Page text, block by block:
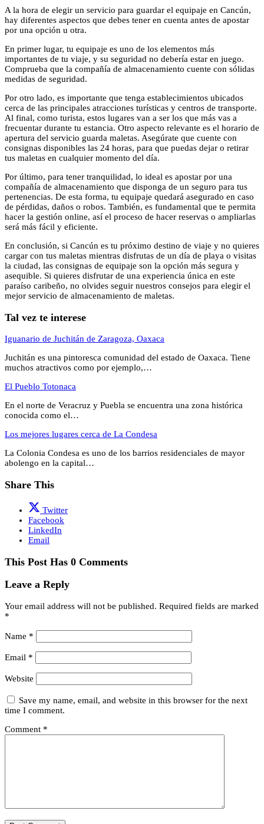
A la hora de elegir un servicio para guardar el equipaje en Cancún,
hay diferentes aspectos que debes tener en cuenta antes de apostar
por una opción u otra.
En primer lugar, tu equipaje es uno de los elementos más
importantes de tu viaje, y su seguridad no debería estar en juego.
Comprueba que la compañía de almacenamiento cuente con sólidas
medidas de seguridad.
Por otro lado, es importante que tenga establecimientos ubicados
cerca de las principales atracciones turísticas y centros de transporte.
Al final, como turista, estos lugares van a ser los que más vas a
frecuentar durante tu estancia. Otro aspecto relevante es el horario de
apertura del servicio guarda maletas. Asegúrate que cuente con
consignas disponibles las 24 horas, para que puedas dejar o retirar
tus maletas en cualquier momento del día.
Por último, para tener tranquilidad, lo ideal es apostar por una
compañía de almacenamiento que disponga de un seguro para tus
pertenencias. De esta forma, tu equipaje quedará asegurado en caso
de pérdidas, daños o robos. También, es fundamental que te permita
hacer la gestión online, así el proceso de hacer reservas o ampliarlas
será más fácil y eficiente.
En conclusión, si Cancún es tu próximo destino de viaje y no quieres
cargar con tus maletas mientras disfrutas de un día de playa o visitas
la ciudad, las consignas de equipaje son la opción más segura y
asequible. Si quieres disfrutar de una experiencia única en este
paraíso caribeño, no olvides seguir nuestros consejos para elegir el
mejor servicio de almacenamiento de maletas.
Tal vez te interese
Iguanario de Juchitán de Zaragoza, Oaxaca
Juchitán es una pintoresca comunidad del estado de Oaxaca. Tiene
muchos atractivos como por ejemplo,…
El Pueblo Totonaca
En el norte de Veracruz y Puebla se encuentra una zona histórica
conocida como el…
Los mejores lugares cerca de La Condesa
La Colonia Condesa es uno de los barrios residenciales de mayor
abolengo en la capital…
Share This
Twitter
Facebook
LinkedIn
Email
This Post Has 0 Comments
Leave a Reply
Your email address will not be published. Required fields are marked
*
Name *
Email *
Website
Save my name, email, and website in this browser for the next
time I comment.
Comment *